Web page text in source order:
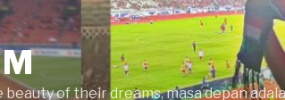
of their dreams, masa depan